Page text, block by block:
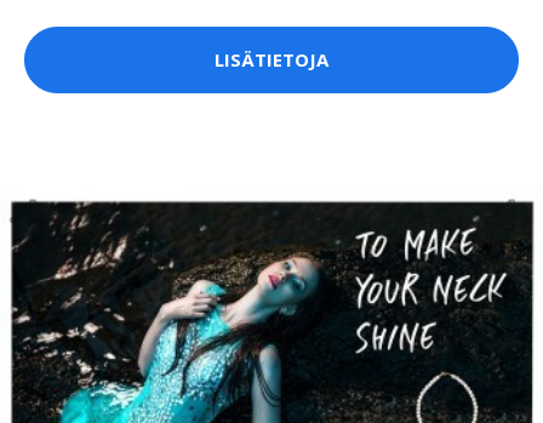
LISÄTIETOJA